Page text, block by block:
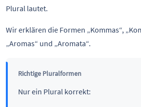
Plural lautet.
Wir erklären die Formen „Kommas“,
„Aromas“ und „Aromata“.
Richtige Pluralformen
Nur ein Plural korrekt: